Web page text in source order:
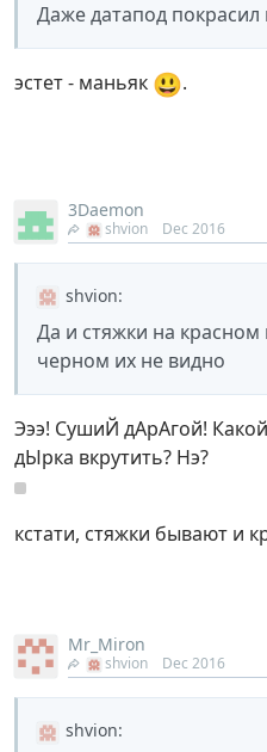
Даже датапод
эстет - маньяк 😃.
3Daemon
shvion Dec 2016
shvion:
Да и стяжки на
черном их не видно
Эээ! СушиЙ дАрАгой!
дЫрка вкрутить? Нэ?
кстати, стяжки бывают и
Mr_Miron
shvion Dec 2016
shvion: